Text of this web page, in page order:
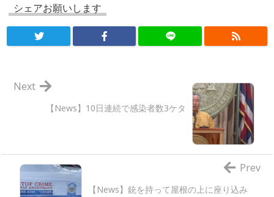
シェアお願いします
【News】10日連続で感染者数3ケタ
Next
【News】銃を持って屋根の上に座り込み
Prev